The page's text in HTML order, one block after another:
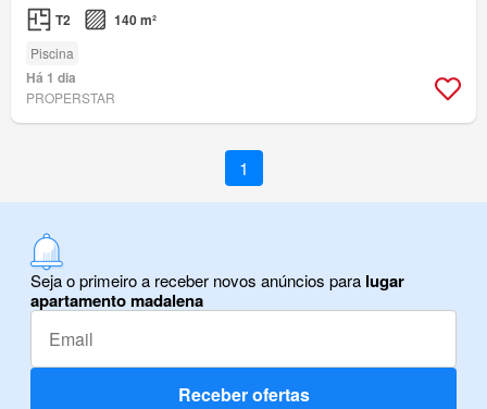
T2 140 m²
Piscina
Há 1 dia
PROPERSTAR
1
Seja o primeiro a receber novos anúncios para lugar
apartamento madalena
Receber ofertas